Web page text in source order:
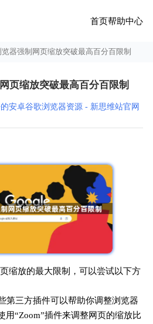
首页帮助中心
览器强制网页缩放突破最高百分百限制
页缩放突破最高百分百限制
安卓谷歌浏览器资源 - 新思维站官网
缩放的最大限制，可以尝试以下方
第三方插件可以帮助你调整浏览器
用“Zoom”插件来调整网页的缩放比